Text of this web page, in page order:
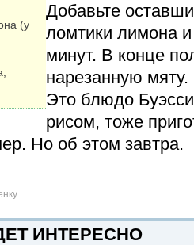
(у
Добавьте
ломтики лимона
минут. В конце
нарезанную мяту.
Это блюдо
рисом, тоже
Но об этом завтра.
ИНТЕРЕСНО